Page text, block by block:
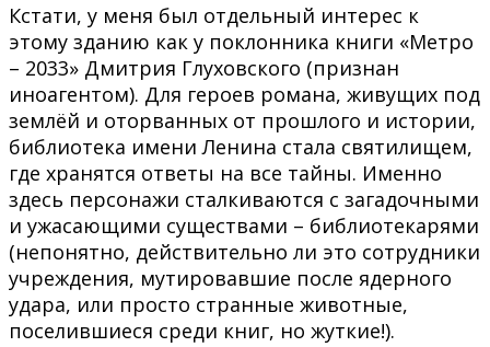
Кстати, у меня был отдельный интерес к
этому зданию как у поклонника книги «Метро
– 2033» Дмитрия Глуховского (признан
иноагентом). Для героев романа, живущих под
землёй и оторванных от прошлого и истории,
библиотека имени Ленина стала святилищем,
где хранятся ответы на все тайны. Именно
здесь персонажи сталкиваются с загадочными
и ужасающими существами – библиотекарями
(непонятно, действительно ли это сотрудники
учреждения, мутировавшие после ядерного
удара, или просто странные животные,
поселившиеся среди книг, но жуткие!).